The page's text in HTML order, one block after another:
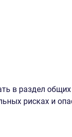
в раздел
рисках и